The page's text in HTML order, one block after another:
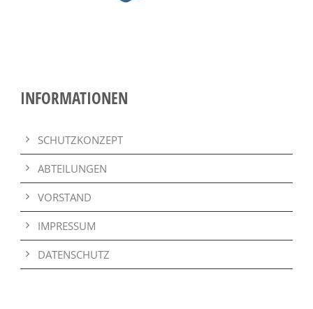
INFORMATIONEN
SCHUTZKONZEPT
ABTEILUNGEN
VORSTAND
IMPRESSUM
DATENSCHUTZ